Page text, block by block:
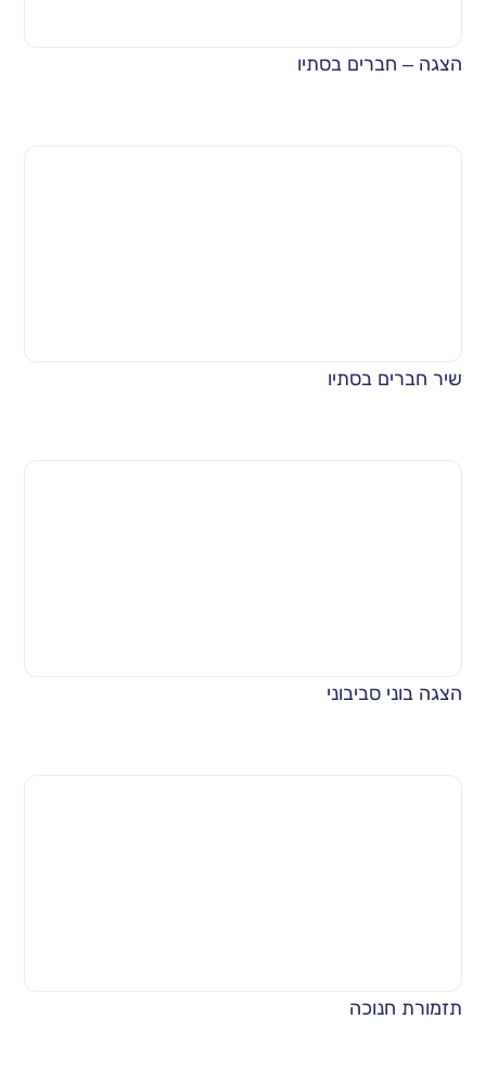
הצגה – חברים בסתיו
שיר חברים בסתיו
הצגה בוני סביבוני
תזמורת חנוכה